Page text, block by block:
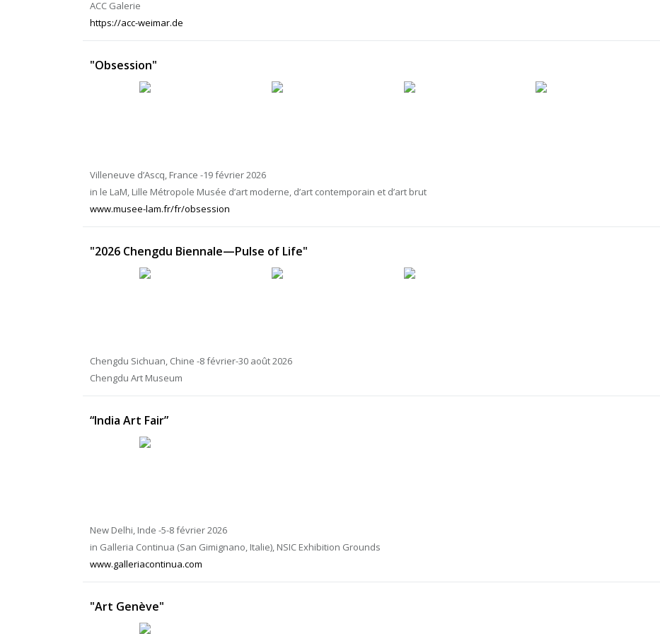
ACC Galerie
https://acc-weimar.de
"Obsession"
Villeneuve d’Ascq, France -19 février 2026
in le LaM, Lille Métropole Musée d’art moderne, d’art contemporain et d’art brut
www.musee-lam.fr/fr/obsession
"2026 Chengdu Biennale—Pulse of Life"
Chengdu Sichuan, Chine -8 février-30 août 2026
Chengdu Art Museum
“India Art Fair”
New Delhi, Inde -5-8 février 2026
in Galleria Continua (San Gimignano, Italie), NSIC Exhibition Grounds
www.galleriacontinua.com
"Art Genève"